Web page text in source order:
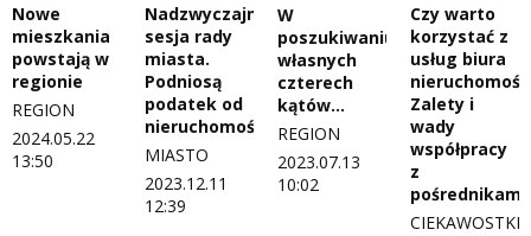
Nowe
mieszkania
powstają w
regionie
REGION
2024.05.22
13:50
Nadzwyczajna
sesja rady
miasta.
Podniosą
podatek od
nieruchomości?
MIASTO
2023.12.11
12:39
W
poszukiwaniu
własnych
czterech
kątów…
REGION
2023.07.13
10:02
Czy warto
korzystać z
usług biura
Zalety i
wady
współpracy
z
pośrednikami
CIEKAWOSTKI